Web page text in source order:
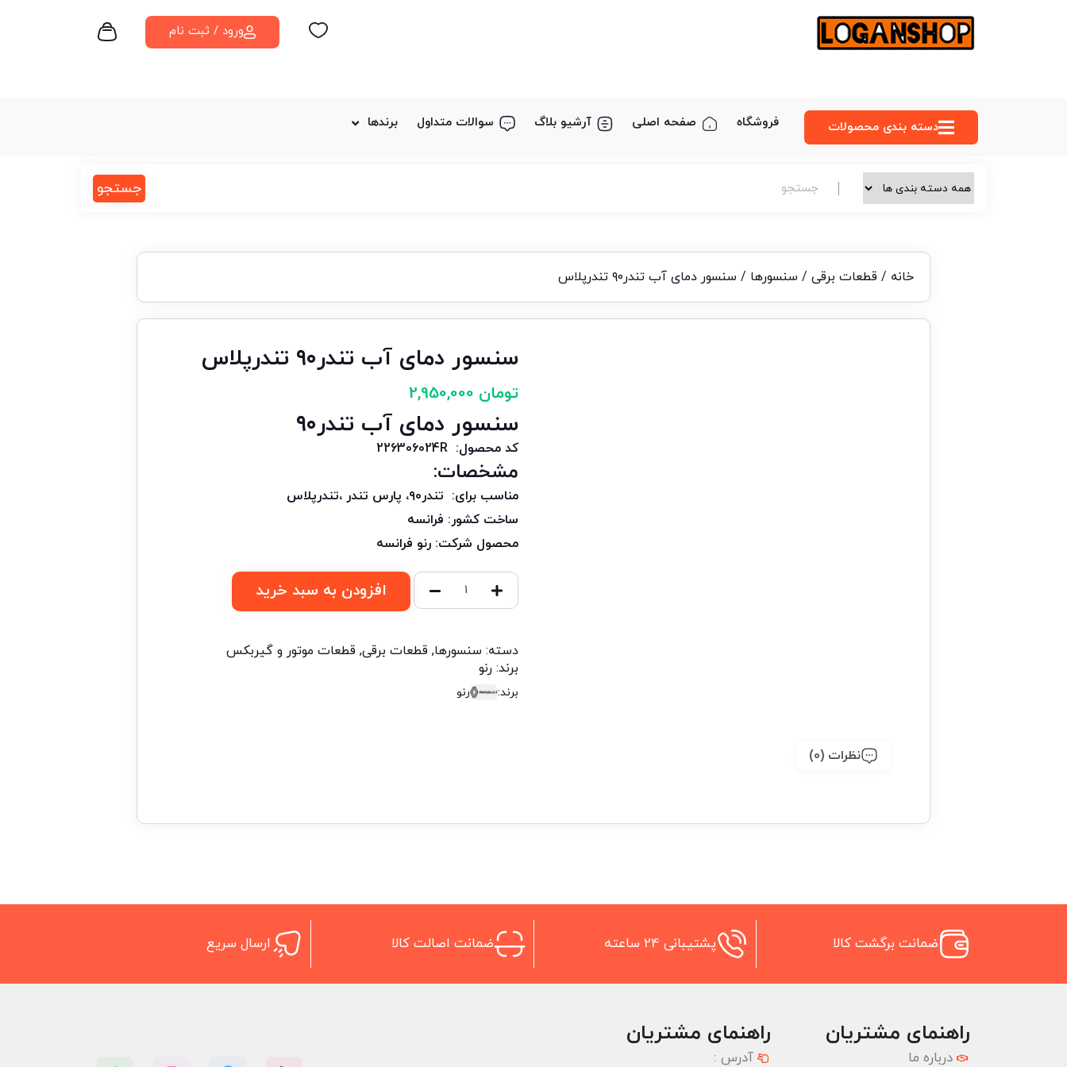
ورود / ثبت نام
دسته‌ بندی محصولات فروشگاه صفحه اصلی آرشیو بلاگ سوالات متداول برندها
جستجو
خانه / قطعات برقی / سنسورها / سنسور دمای آب تندر۹۰ تندرپلاس
سنسور دمای آب تندر۹۰ تندرپلاس
تومان
سنسور دمای آب تندر۹۰
کد محصول: 226306024R
مشخصات:
​​مناسب برای: تندر۹۰، پارس تندر ،تندرپلاس
ساخت کشور: فرانسه
محصول شرکت: رنو فرانسه
افزودن به سبد خرید
دسته: سنسورها, قطعات برقی, قطعات موتور و گیربکس
برند: رنو
برند: رنو
نظرات (0)
ضمانت برگشت کالا پشتیبانی 24 ساعته ضمانت اصالت کالا ارسال سریع
راهنمای مشتریان
درباره ما
راهنمای مشتریان
آدرس :